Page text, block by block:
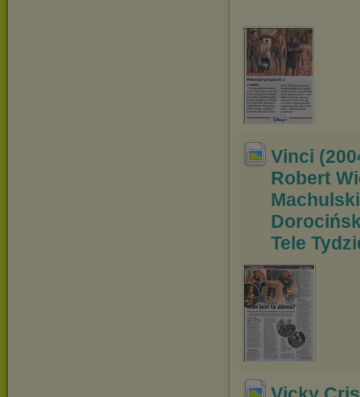
Vinci
Robert
Tele